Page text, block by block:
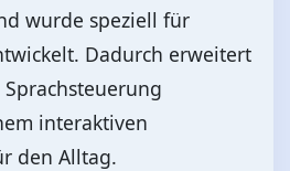
wurde speziell für
Dadurch erweitert
interaktiven
den Alltag.